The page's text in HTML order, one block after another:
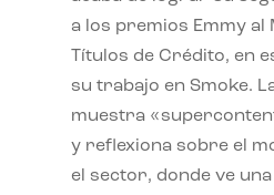
a los premios Emmy al
Títulos de Crédito, en
su trabajo en Smoke.
muestra
y reflexiona sobre el
el sector, donde ve